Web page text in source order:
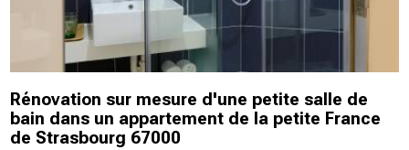
Rénovation sur mesure d'une petite salle de
bain dans un appartement de la petite France
de Strasbourg 67000